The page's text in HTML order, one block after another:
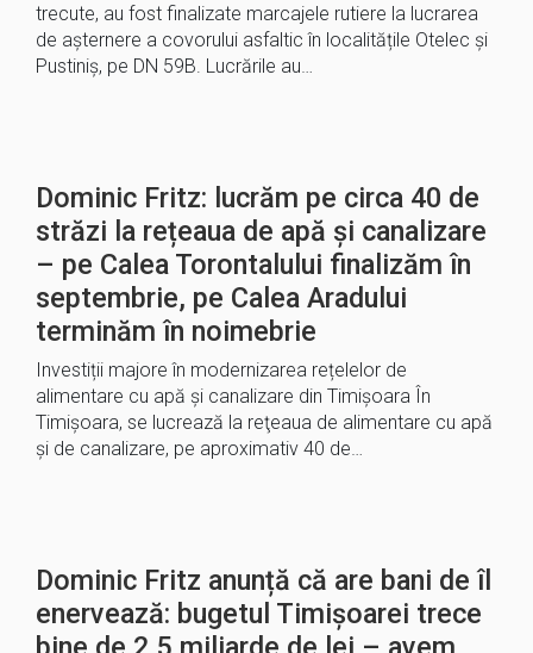
trecute, au fost finalizate marcajele rutiere la lucrarea
de așternere a covorului asfaltic în localitățile Otelec și
Pustiniș, pe DN 59B. Lucrările au…
Dominic Fritz: lucrăm pe circa 40 de
străzi la rețeaua de apă și canalizare
– pe Calea Torontalului finalizăm în
septembrie, pe Calea Aradului
terminăm în noimebrie
Investiții majore în modernizarea rețelelor de
alimentare cu apă și canalizare din Timișoara În
Timișoara, se lucrează la reţeaua de alimentare cu apă
şi de canalizare, pe aproximativ 40 de…
Dominic Fritz anunță că are bani de îl
enervează: bugetul Timișoarei trece